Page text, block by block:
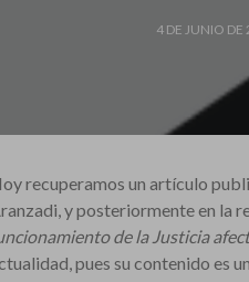
4 DE JUNIO DE
recuperamos un artículo
y posteriormente en la
de la Justicia
pues su contenido es